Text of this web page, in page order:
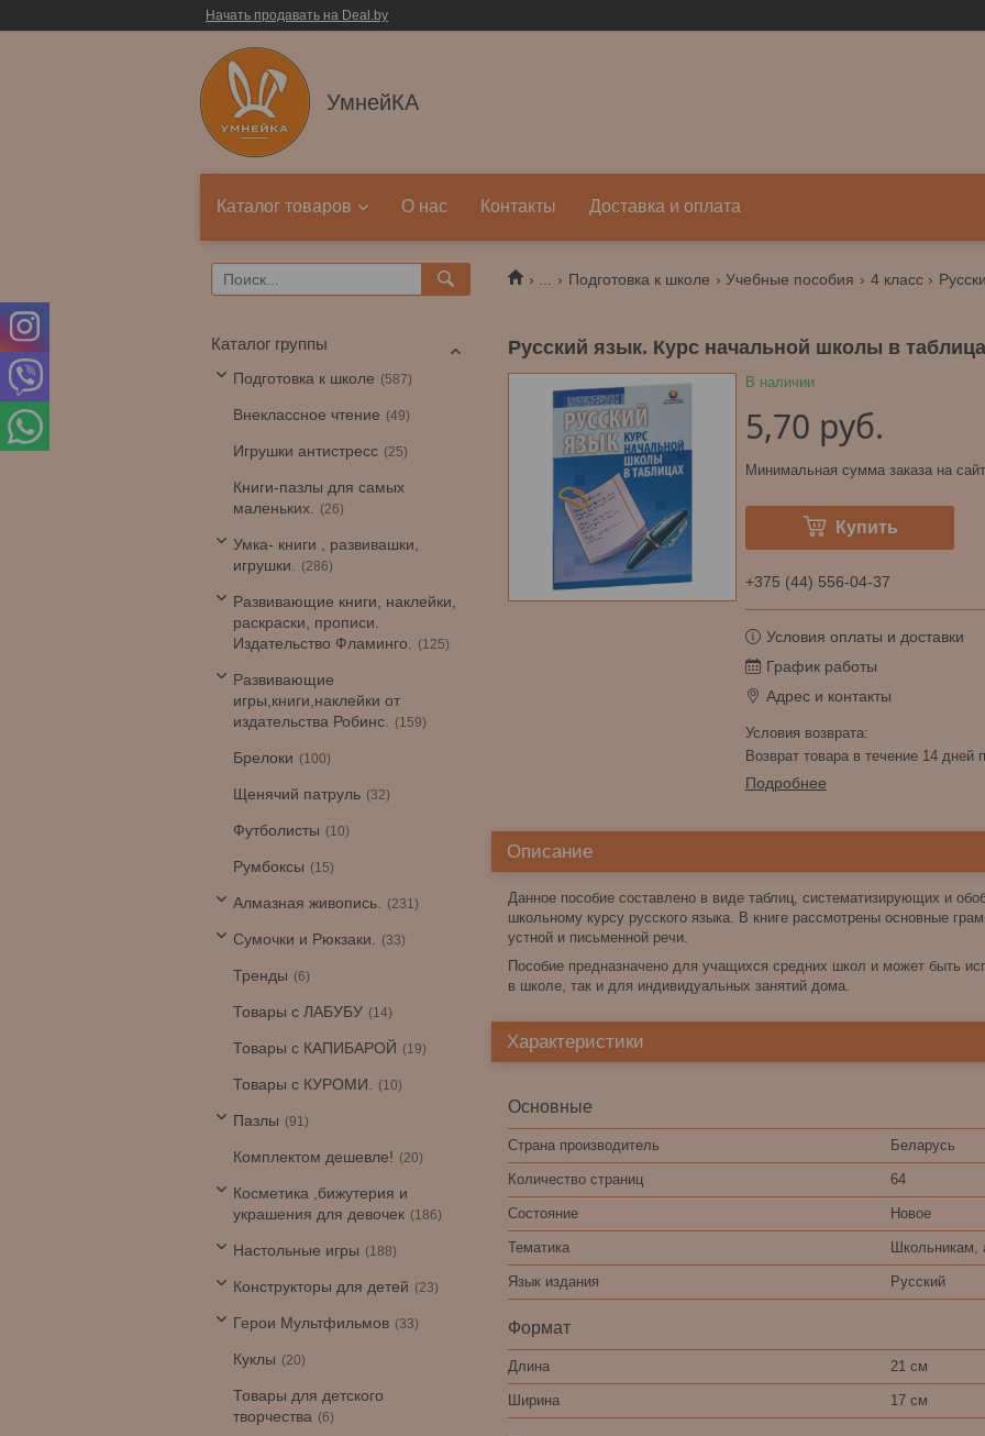
Начать продавать на Deal.by
УмнейКА
Каталог товаров О нас Контакты Доставка и оплата
Подготовка к школе Учебные пособия 4 класс
Русский язык. Курс начальной школы в
В наличии
5,70 руб.
Минимальная сумма заказа на
Купить
+375 (44) 556-04-37
Условия оплаты и доставки
График работы
Адрес и контакты
возврат товара в течение 14 дней
Подробнее
Описание
Данное пособие составлено в виде таблиц, систематизирующих и
школьному курсу русского языка. В книге рассмотрены основные
устной и письменной речи.
Пособие предназначено для учащихся средних школ и может быть
в школе, так и для индивидуальных занятий дома.
Характеристики
Основные
Страна производитель Беларусь
Количество страниц 64
Состояние Новое
Тематика Школьникам,
Язык издания Русский
Формат
Длина 21 см
Ширина 17 см
Каталог группы
Подготовка к школе 587
Внеклассное чтение 49
Игрушки антистресс 25
Книги-пазлы для самых
маленьких.
26
Умка- книги , развивашки,
игрушки.
286
Развивающие книги, наклейки,
раскраски, прописи.
Издательство Фламинго.
125
Развивающие
игры,книги,наклейки от
издательства Робинс.
159
Брелоки 100
Щенячий патруль 32
Футболисты 10
Румбоксы 15
Алмазная живопись. 231
Сумочки и Рюкзаки. 33
Тренды 6
Товары с ЛАБУБУ 14
Товары с КАПИБАРОЙ 19
Товары с КУРОМИ. 10
Пазлы 91
Комплектом дешевле! 20
Косметика ,бижутерия и
украшения для девочек
186
Настольные игры 188
Конструкторы для детей 23
Герои Мультфильмов 33
Куклы 20
Товары для детского
творчества
6